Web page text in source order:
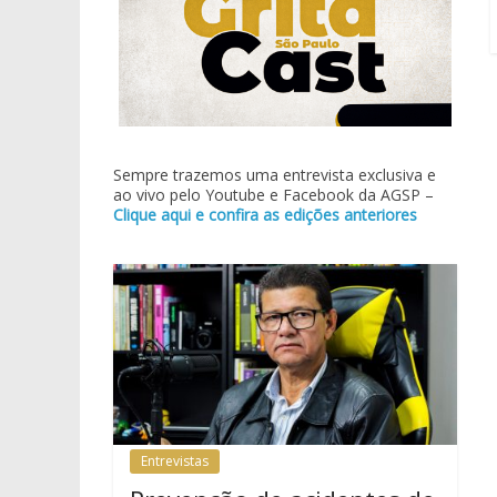
Sempre trazemos uma entrevista exclusiva e
ao vivo pelo Youtube e Facebook da AGSP –
Clique aqui e confira as edições anteriores
Entrevistas